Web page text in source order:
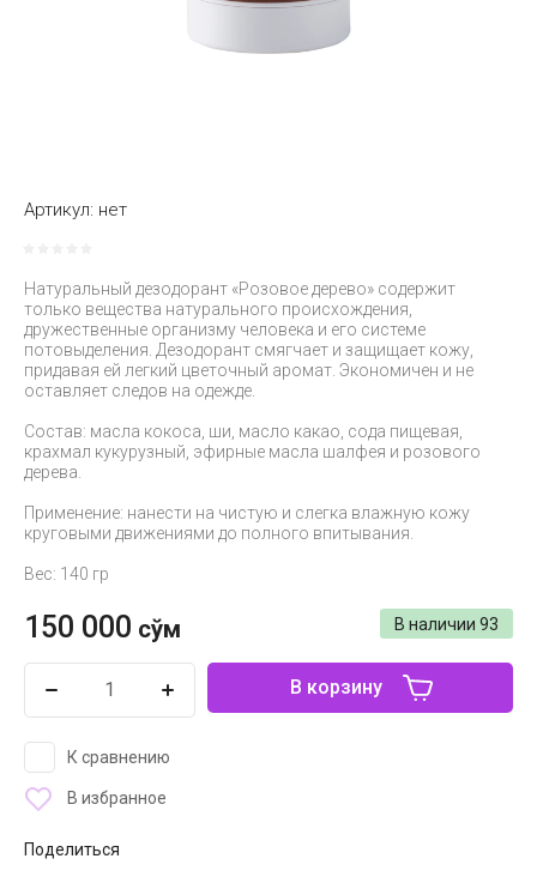
Артикул: нет
Натуральный дезодорант «Розовое дерево» содержит
только вещества натурального происхождения,
дружественные организму человека и его системе
потовыделения. Дезодорант смягчает и защищает кожу,
придавая ей легкий цветочный аромат. Экономичен и не
оставляет следов на одежде.
Состав: масла кокоса, ши, масло какао, сода пищевая,
крахмал кукурузный, эфирные масла шалфея и розового
дерева.
Применение: нанести на чистую и слегка влажную кожу
круговыми движениями до полного впитывания.
Вес: 140 гр
В наличии 93
150 000 сўм
В корзину
К сравнению
В избранное
Поделиться